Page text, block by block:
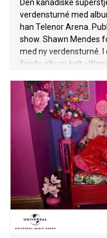
Den kanadiske
verdensturné med
han Telenor Arena.
show. Shawn Mendes
med ny verdensturné.
fjerde album kalt
navn som albumet.
duetten «Monster»,
endte på 8.plass på
stolte over å
publikummet for
etter hans forrige
er derfor helt på sin
Det nye albumet hans
overbevist om at
bra, om ikke bedre!» –
Live Norge. Mendes